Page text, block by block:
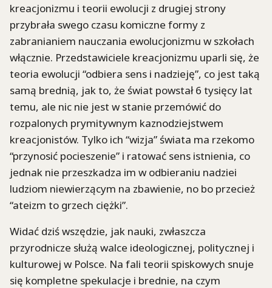
kreacjonizmu i teorii ewolucji z drugiej strony
przybrała swego czasu komiczne formy z
zabranianiem nauczania ewolucjonizmu w szkołach
włącznie. Przedstawiciele kreacjonizmu uparli się, że
teoria ewolucji “odbiera sens i nadzieję”, co jest taką
samą brednią, jak to, że świat powstał 6 tysięcy lat
temu, ale nic nie jest w stanie przemówić do
rozpalonych prymitywnym kaznodziejstwem
kreacjonistów. Tylko ich “wizja” świata ma rzekomo
“przynosić pocieszenie” i ratować sens istnienia, co
jednak nie przeszkadza im w odbieraniu nadziei
ludziom niewierzącym na zbawienie, no bo przecież
“ateizm to grzech ciężki”.
Widać dziś wszędzie, jak nauki, zwłaszcza
przyrodnicze służą walce ideologicznej, politycznej i
kulturowej w Polsce. Na fali teorii spiskowych snuje
się kompletne spekulacje i brednie, na czym